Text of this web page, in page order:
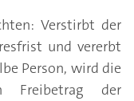
Verstirbt der
und vererbt
Person, wird die
Freibetrag der